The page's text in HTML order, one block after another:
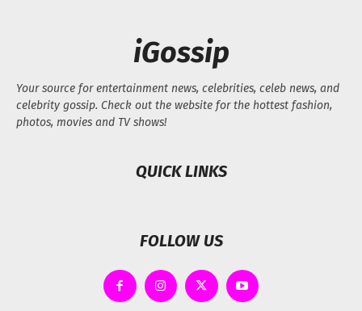
iGossip
Your source for entertainment news, celebrities, celeb news, and
celebrity gossip. Check out the website for the hottest fashion,
photos, movies and TV shows!
QUICK LINKS
FOLLOW US